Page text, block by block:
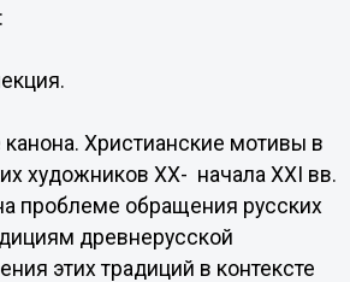
Христианские мотивы в
художников XX- начала XXI вв.
проблеме обращения русских
древнерусской
этих традиций в контексте